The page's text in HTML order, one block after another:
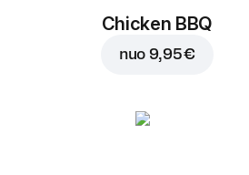
Chicken BBQ
nuo 9,95 €